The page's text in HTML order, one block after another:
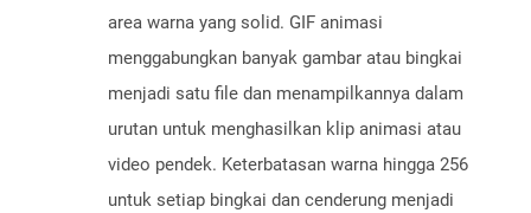
area warna yang solid. GIF animasi
menggabungkan banyak gambar atau bingkai
menjadi satu file dan menampilkannya dalam
urutan untuk menghasilkan klip animasi atau
video pendek. Keterbatasan warna hingga 256
untuk setiap bingkai dan cenderung menjadi